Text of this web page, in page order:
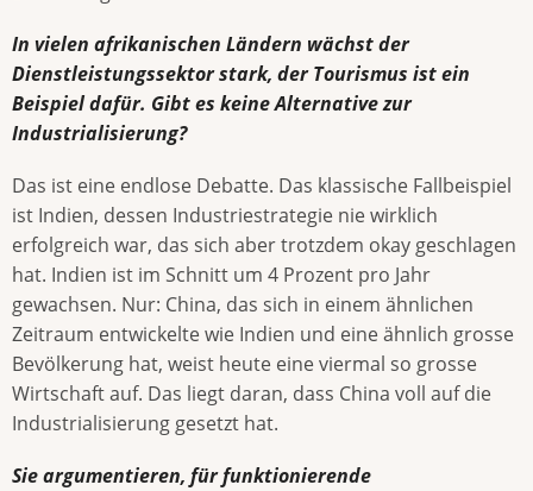
In vielen afrikanischen Ländern wächst der
Dienstleistungssektor stark, der Tourismus ist ein
Beispiel dafür. Gibt es keine Alternative zur
Industrialisierung?
Das ist eine endlose Debatte. Das klassische Fallbeispiel
ist Indien, dessen Industriestrategie nie wirklich
erfolgreich war, das sich aber trotzdem okay geschlagen
hat. Indien ist im Schnitt um 4 Prozent pro Jahr
gewachsen. Nur: China, das sich in einem ähnlichen
Zeitraum entwickelte wie Indien und eine ähnlich grosse
Bevölkerung hat, weist heute eine viermal so grosse
Wirtschaft auf. Das liegt daran, dass China voll auf die
Industrialisierung gesetzt hat.
Sie argumentieren, für funktionierende